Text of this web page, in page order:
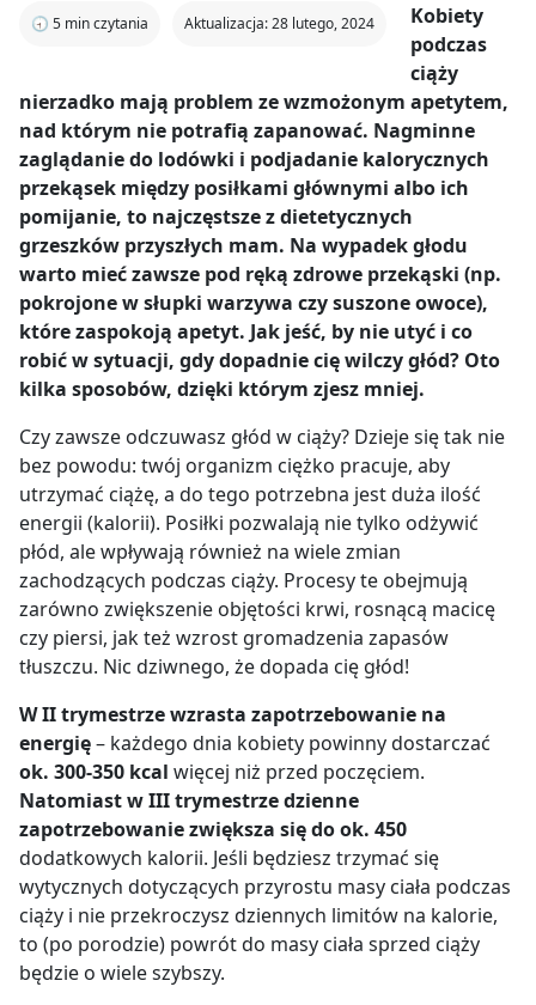
🕣 5 min czytania Aktualizacja: 28 lutego, 2024
Kobiety
podczas
ciąży
nierzadko mają problem ze wzmożonym apetytem,
nad którym nie potrafią zapanować. Nagminne
zaglądanie do lodówki i podjadanie kalorycznych
przekąsek między posiłkami głównymi albo ich
pomijanie, to najczęstsze z dietetycznych
grzeszków przyszłych mam. Na wypadek głodu
warto mieć zawsze pod ręką zdrowe przekąski (np.
pokrojone w słupki warzywa czy suszone owoce),
które zaspokoją apetyt. Jak jeść, by nie utyć i co
robić w sytuacji, gdy dopadnie cię wilczy głód? Oto
kilka sposobów, dzięki którym zjesz mniej.
Czy zawsze odczuwasz głód w ciąży? Dzieje się tak nie
bez powodu: twój organizm ciężko pracuje, aby
utrzymać ciążę, a do tego potrzebna jest duża ilość
energii (kalorii). Posiłki pozwalają nie tylko odżywić
płód, ale wpływają również na wiele zmian
zachodzących podczas ciąży. Procesy te obejmują
zarówno zwiększenie objętości krwi, rosnącą macicę
czy piersi, jak też wzrost gromadzenia zapasów
tłuszczu. Nic dziwnego, że dopada cię głód!
W II trymestrze wzrasta zapotrzebowanie na
energię– każdego dnia kobiety powinny dostarczać
ok. 300-350 kcal więcej niż przed poczęciem.
Natomiast w III trymestrze dzienne
zapotrzebowanie zwiększa się do ok. 450
dodatkowych kalorii. Jeśli będziesz trzymać się
wytycznych dotyczących przyrostu masy ciała podczas
ciąży i nie przekroczysz dziennych limitów na kalorie,
to (po porodzie) powrót do masy ciała sprzed ciąży
będzie o wiele szybszy.